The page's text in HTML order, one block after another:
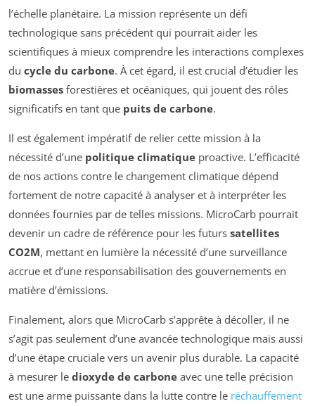
l’échelle planétaire. La mission représente un défi
technologique sans précédent qui pourrait aider les
scientifiques à mieux comprendre les interactions complexes
du cycle du carbone. À cet égard, il est crucial d’étudier les
biomasses forestières et océaniques, qui jouent des rôles
significatifs en tant que puits de carbone.
Il est également impératif de relier cette mission à la
nécessité d’une politique climatique proactive. L’efficacité
de nos actions contre le changement climatique dépend
fortement de notre capacité à analyser et à interpréter les
données fournies par de telles missions. MicroCarb pourrait
devenir un cadre de référence pour les futurs satellites
CO2M, mettant en lumière la nécessité d’une surveillance
accrue et d’une responsabilisation des gouvernements en
matière d’émissions.
Finalement, alors que MicroCarb s’apprête à décoller, il ne
s’agit pas seulement d’une avancée technologique mais aussi
d’une étape cruciale vers un avenir plus durable. La capacité
à mesurer le dioxyde de carbone avec une telle précision
est une arme puissante dans la lutte contre le réchauffement